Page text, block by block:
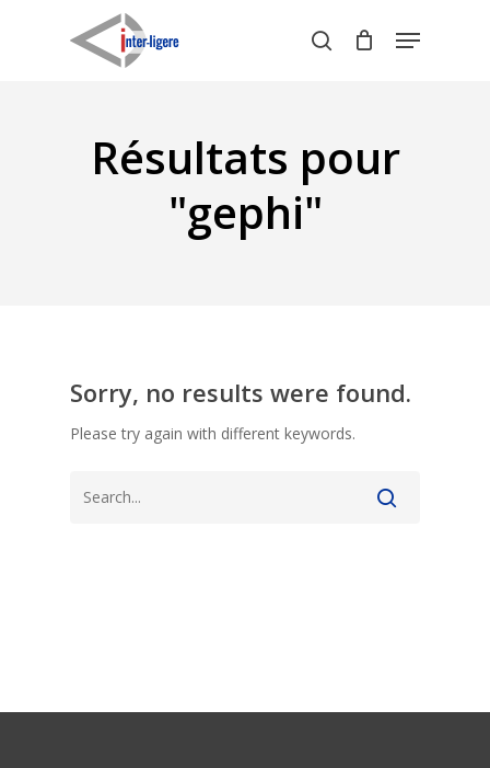
search
Menu
Résultats pour
"gephi"
Sorry, no results were found.
Please try again with different keywords.